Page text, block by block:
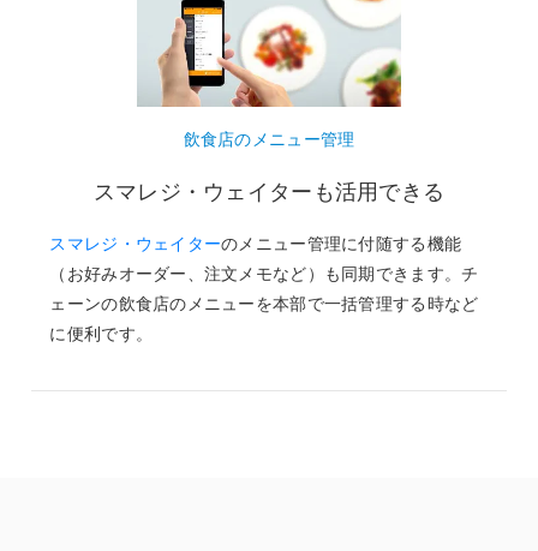
飲食店のメニュー管理
スマレジ・ウェイターも活用できる
スマレジ・ウェイターのメニュー管理に付随する機能
（お好みオーダー、注文メモなど）も同期できます。チ
ェーンの飲食店のメニューを本部で一括管理する時など
に便利です。